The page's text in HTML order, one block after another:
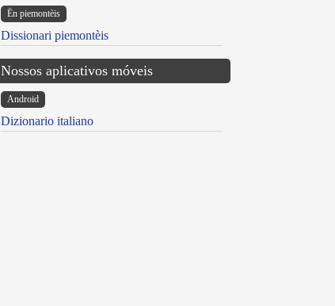
Ën piemontèis
Dissionari piemontèis
Nossos aplicativos móveis
Android
Dizionario italiano